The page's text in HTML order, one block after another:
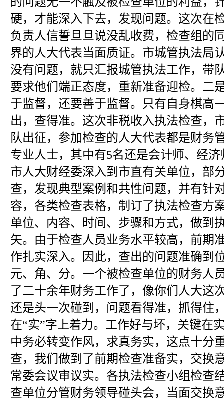
硬，才能深入下去，发现问题。这次在
负责人信誓旦旦说没乱收费，检查组的
界的人大代表当面质证。市城管执法局
没有问题，就只汇报城管执法工作，带
要求他们端正态度，重新准备迎检。二
于监督，还要善于监督。只有自身棋高
出，查得准。这次非税收入执法检查，
队出征，参加检查的人大代表都是财务
专业人士，其中有5名还是会计师、经
市人大财经委深入到市直有关单位，部
查，发现典型案例和共性问题，并有针
容，各类检查表格，制订了执法检查方
单位、内容、时间、步骤和方式，做到
矢。由于检查人员业务水平较高，前期
作扎实深入。因此，查出的问题准确到
元、角、分。一个被检查单位的财务人
了二十余年财务工作了，像你们人大这
还是头一次碰到，问题看得准，抓得住
在“实”字上着力。工作好与坏，关键在
中务必转变作风，求真务实，这点十分
查，我们做到了前期检查准备实，交换
常委会议审议实。各执法检查小组检查
查单位分管财务领导碰头会，当面交换